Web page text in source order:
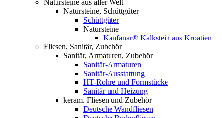
Natursteine aus aller Welt
Natursteine, Schüttgüter
Schüttgüter
Natursteine
Kanfanar® Kalkstein aus Kroatien
Fliesen, Sanitär, Zubehör
Sanitär, Armaturen, Zubehör
Sanitär-Armaturen
Sanitär-Ausstattung
HT-Rohre und Formstücke
Sanitär und Heizung
keram. Fliesen und Zubehör
Deutsche Wandfliesen